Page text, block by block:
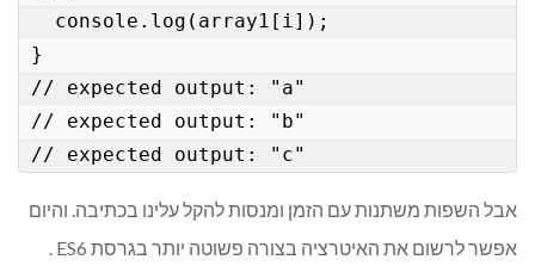
}
// expected output: "a"
// expected output: "b"
אבל השפות משתנות עם הזמן ומנסות להקל עלינו בכתיבה. והיום
אפשר לרשום את האיטרציה בצורה פשוטה יותר בגרסת ES6 .